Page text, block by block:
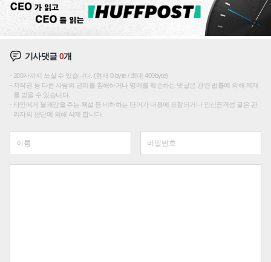
기사댓글0개
200자까지 쓰실 수 있습니다. (현재 0 byte / 최대 400byte)
저작권 등 다른 사람의 권리를 침해하거나 명예를 훼손하는 댓글은 관련 법률에 의해 제재
를 받을 수 있습니다.
타인에게 불쾌감을 주는 욕설 등 비하하는 단어가 내용에 포함되거나 인신공격성 글은 관
리자의 판단에 의해 삭제 합니다.